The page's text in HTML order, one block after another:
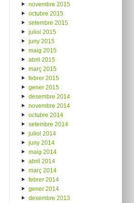
novembre 2015
octubre 2015
setembre 2015
juliol 2015
juny 2015
maig 2015
abril 2015
març 2015
febrer 2015
gener 2015
desembre 2014
novembre 2014
octubre 2014
setembre 2014
juliol 2014
juny 2014
maig 2014
abril 2014
març 2014
febrer 2014
gener 2014
desembre 2013